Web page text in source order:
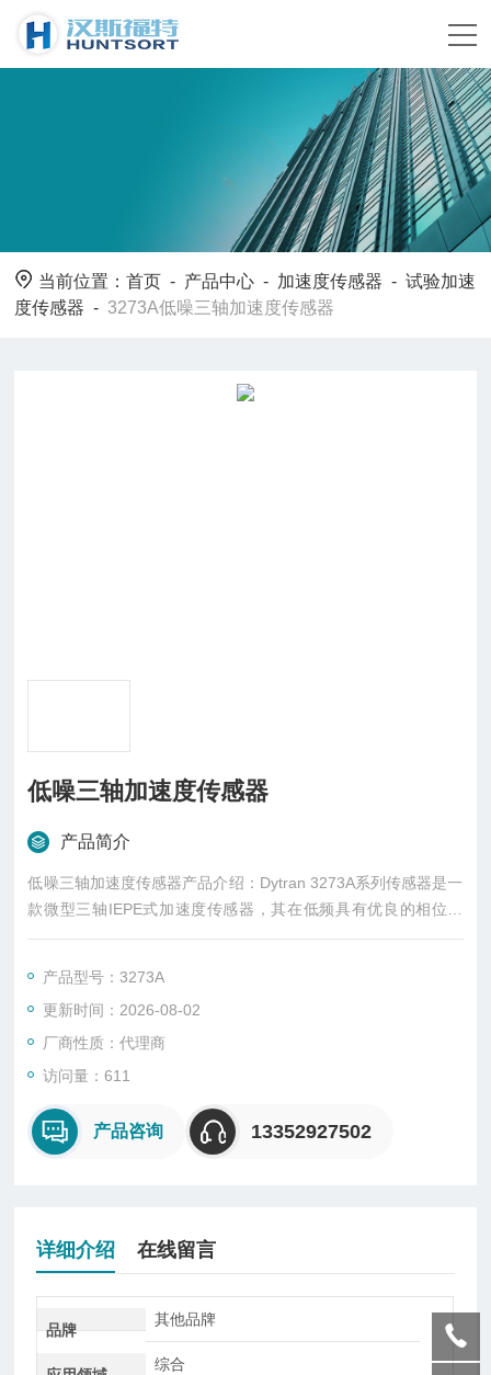
当前位置：首页 - 产品中心 - 加速度传感器 -试验加速
度传感器 -3273A低噪三轴加速度传感器
低噪三轴加速度传感器
产品简介
低噪三轴加速度传感器产品介绍：Dytran 3273A系列传感器是一
款微型三轴IEPE式加速度传感器，其在低频具有优良的相位响
应，并且还有很好的信噪比。该系列加速度计可选智能传感器芯
产品型号：3273A
更新时间：2026-08-02
厂商性质：代理商
访问量：611
产品咨询 13352927502
详细介绍 在线留言
品牌
其他品牌
综合